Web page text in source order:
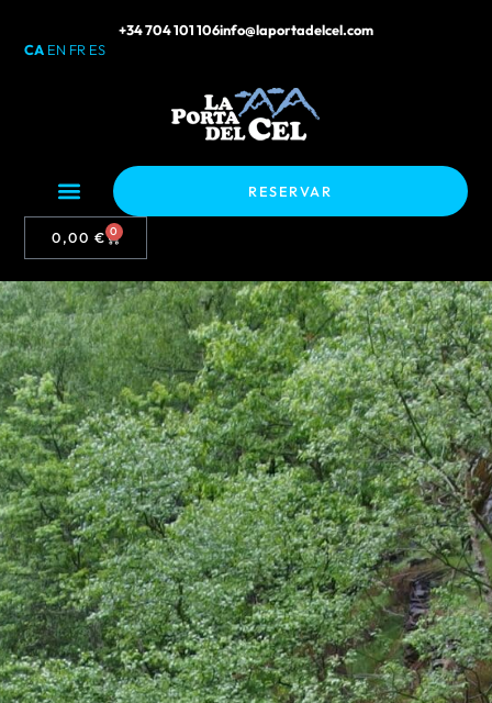
+34 704 101 106info@laportadelcel.com
CA EN FR ES
RESERVAR
0,00 € 0